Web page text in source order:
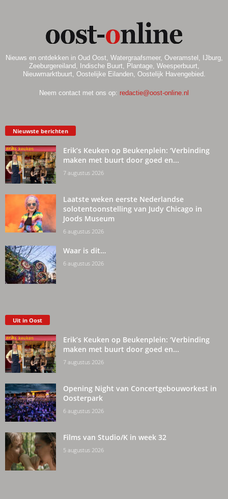
Nieuws en ontdekken in Oud Oost, Watergraafsmeer, Overamstel, IJburg,
Zeeburgereiland, Indische Buurt, Plantage, Weesperbuurt,
Nieuwmarktbuurt, Oostelijke Eilanden, Oostelijk Havengebied.
Neem contact met ons op: redactie@oost-online.nl
Nieuwste berichten
Erik’s Keuken op Beukenplein: ‘Verbinding
maken met buurt door goed en...
7 augustus 2026
Laatste weken eerste Nederlandse
solotentoonstelling van Judy Chicago in
Joods Museum
6 augustus 2026
Waar is dit…
6 augustus 2026
Uit in Oost
Erik’s Keuken op Beukenplein: ‘Verbinding
maken met buurt door goed en...
7 augustus 2026
Opening Night van Concertgebouworkest in
Oosterpark
6 augustus 2026
Films van Studio/K in week 32
5 augustus 2026